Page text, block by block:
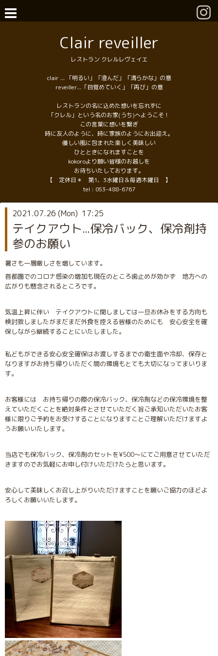
Clair reveiller
レストラン クレルレヴェイエ
clair ... 「明るい」「澄んだ」「清らかな」の意
reveiller...「目覚めていく」「再び」の意
レストランの名に込めた想いを忘れずに
「クレル」という名のお家(うち)へようこそ！
この言葉に想いを繋ぎ
時に友人のように、時に家族のようにお出迎え。
優しい風に包まれた楽しく美味しい
ひとときになれますことを
kokoroより願い皆様のお越しを
お待ちいたしております。
【 定休日＊ 第1、3水曜日＆毎週木曜日 】
tel : 053-488-6767
2021.07.26 (Mon) 17:25
テイクアウト...保冷バック、保冷剤持
参のお願い
暑さも一層厳しさを増しています。
首都圏でのコロナ感染の増加も現在のところ歯止めが効かず 地方への
広がりも懸念されるところです。
気温上昇に伴い テイクアウトに関しましては一旦お休みをする方向も
検討致しましたがまだまだ外食を控える皆様のためにも 安心安全を確
保しながら継続することにいたしました。
私どもができる安心安全確保はお渡しするまでの衛生面や冷却、保存と
なりますがお持ち帰りいただく間の環境もとても大切になってまいりま
す。
お客様には お持ち帰りの際の保冷バック、保冷剤などの保冷環境を整
えていただくことを絶対条件とさせていただく旨ご承知いただいたお客
様に限りご予約をお受けすることになりますことご理解いただけますよ
うお願いいたします。
当店でも保冷バック、保冷剤のセットを¥500〜にてご用意させていただ
きますのでお気軽にお申し付けいただけたらと思います。
安心して美味しくお召し上がりいただけますことを願いご協力のほどよ
ろしくお願いいたします。